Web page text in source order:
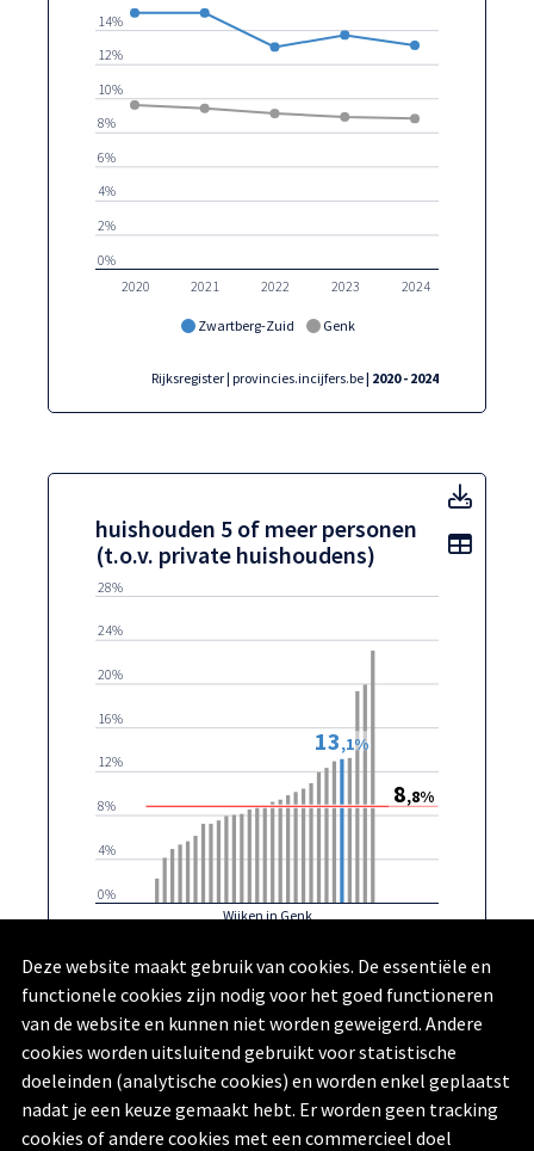
Deze website maakt gebruik van cookies. De essentiële en
functionele cookies zijn nodig voor het goed functioneren
van de website en kunnen niet worden geweigerd. Andere
cookies worden uitsluitend gebruikt voor statistische
doeleinden (analytische cookies) en worden enkel geplaatst
nadat je een keuze gemaakt hebt. Er worden geen tracking
cookies of andere cookies met een commercieel doel
Zwartberg-Zuid Genk
2020 2021 2022 2023 2024
0%
2%
4%
6%
8%
10%
12%
14%
Rijksregister | provincies.incijfers.be| 2020 - 2024
huishouden 5 of meer personen
(t.o.v. private huishoudens)
Zwartberg-Zuid Genk
Wijken in Genk
0%
4%
8%
12%
16%
20%
24%
28%
13,1%
8,8%
Toon